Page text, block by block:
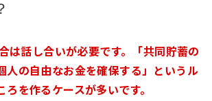
は話し合いが必要です。「共同貯蓄の
人の自由なお金を確保する」というル
を作るケースが多いです。